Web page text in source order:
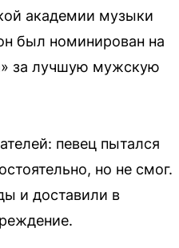
академии музыки
был номинирован на
за лучшую мужскую
певец пытался
но не смог.
и доставили в